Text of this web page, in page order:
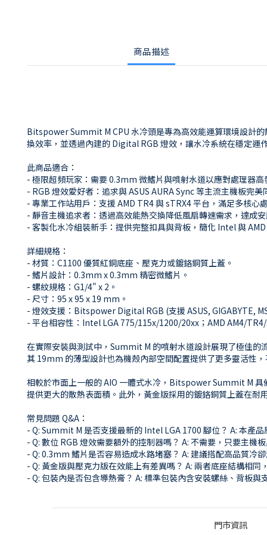
商品描述
Bitspower Summit M CPU 水冷頭是專為高效能運算環境設計
換效率，並透過內建的 Digital RGB 燈效，讓水冷系統在穩定運
此商品適合：
- 極限超頻玩家：需要 0.3mm 微鰭片與噴射水道以應對處理器高
- RGB 燈效愛好者：追求與 ASUS AURA Sync 等主流主機板完
- 專業工作站用戶：支援 AMD TR4 與 sTRX4 平台，滿足多核心
- 靜音主機追求者：透過高效能熱交換降低風扇轉速需求，達成
- 客製化水冷組裝新手：提供完整扣具與背板，簡化 Intel 與
詳細規格：
- 材質：C1100 優質紅銅底座、壓克力或鍍鉻銅質上蓋。
- 鰭片設計：0.3mm x 0.3mm 精密微鰭片。
- 螺紋規格：G1/4" x 2。
- 尺寸：95 x 95 x 19 mm。
- 燈效支援：Bitspower Digital RGB (支援 ASUS, GIGABYTE,
- 平台相容性：Intel LGA 775/115x/1200/20xx；AMD AM4/
在實際安裝與測試中，Summit M 的噴射水道設計展現了極佳
其 19mm 的薄型設計也為機殼內部空間配置提供了更多靈活性
相較於市面上一般的 AIO 一體式水冷，Bitspower Summit M
提供更大的散熱表面積。此外，黃金版採用的鍍鉻銅質上蓋在耐
常見問題 Q&A：
- Q: Summit M 是否支援最新的 Intel LGA 1700 腳位？ A: 本產
- Q: 數位 RGB 燈效需要額外的控制器嗎？ A: 不需要，只要主
- Q: 0.3mm 鰭片是否容易造成水路堵塞？ A: 建議搭配高品質冷
- Q: 黃金版與壓克力版在效能上有差異嗎？ A: 兩者底座結構相
- Q: 包裝內是否包含導熱膏？ A: 標準包裝內含安裝螺絲、背板
門市資訊